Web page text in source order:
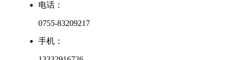
电话：
0755-83209217
手机：